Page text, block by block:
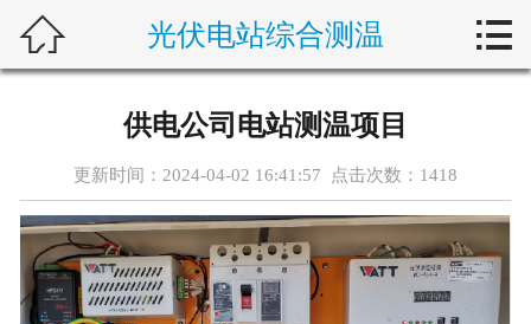

解决方案
典型案例
 光伏电站综合测温 
供电公司电站测温项目
更新时间：2024-04-02 16:41:57 点击次数： 1418